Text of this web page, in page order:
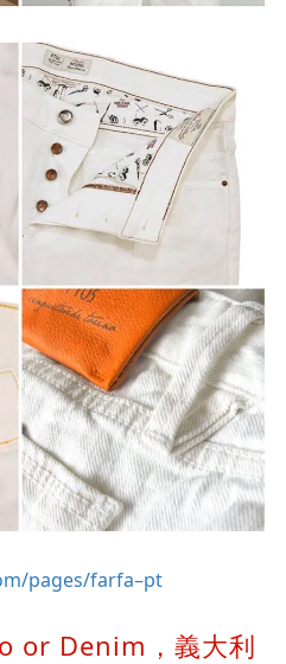
pages/farfa–pt
or Denim，義大利